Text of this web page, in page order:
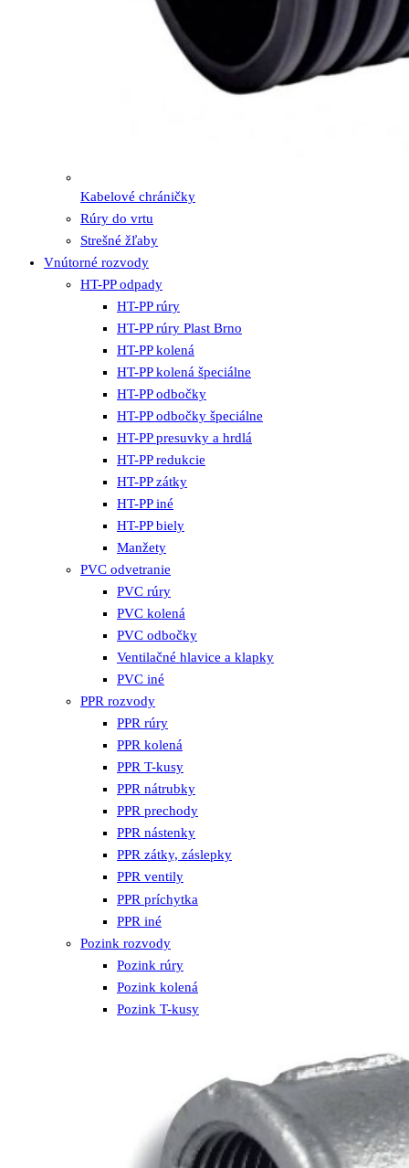
Kabelové chráničky
Rúry do vrtu
Strešné žľaby
Vnútorné rozvody
HT-PP odpady
HT-PP rúry
HT-PP rúry Plast Brno
HT-PP kolená
HT-PP kolená špeciálne
HT-PP odbočky
HT-PP odbočky špeciálne
HT-PP presuvky a hrdlá
HT-PP redukcie
HT-PP zátky
HT-PP iné
HT-PP biely
Manžety
PVC odvetranie
PVC rúry
PVC kolená
PVC odbočky
Ventilačné hlavice a klapky
PVC iné
PPR rozvody
PPR rúry
PPR kolená
PPR T-kusy
PPR nátrubky
PPR prechody
PPR nástenky
PPR zátky, záslepky
PPR ventily
PPR príchytka
PPR iné
Pozink rozvody
Pozink rúry
Pozink kolená
Pozink T-kusy